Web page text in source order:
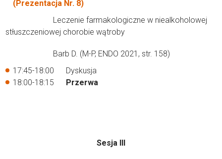
(Prezentacja Nr. 8)
Leczenie farmakologiczne w niealkoholowej
stłuszczeniowej chorobie wątroby
Barb D. (M-P, ENDO 2021, str. 158)
17:45-18:00 Dyskusja
18:00-18:15 Przerwa
Sesja III